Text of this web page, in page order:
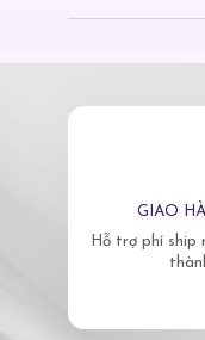
GIAO
Hỗ trợ phí ship